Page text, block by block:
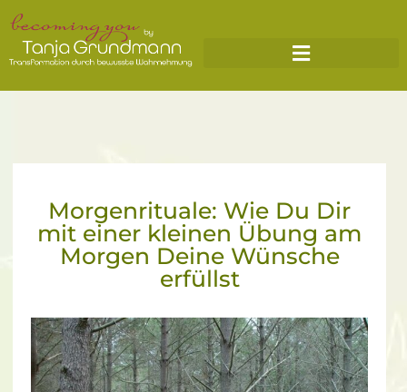
Morgenrituale: Wie Du Dir
mit einer kleinen Übung am
Morgen Deine Wünsche
erfüllst